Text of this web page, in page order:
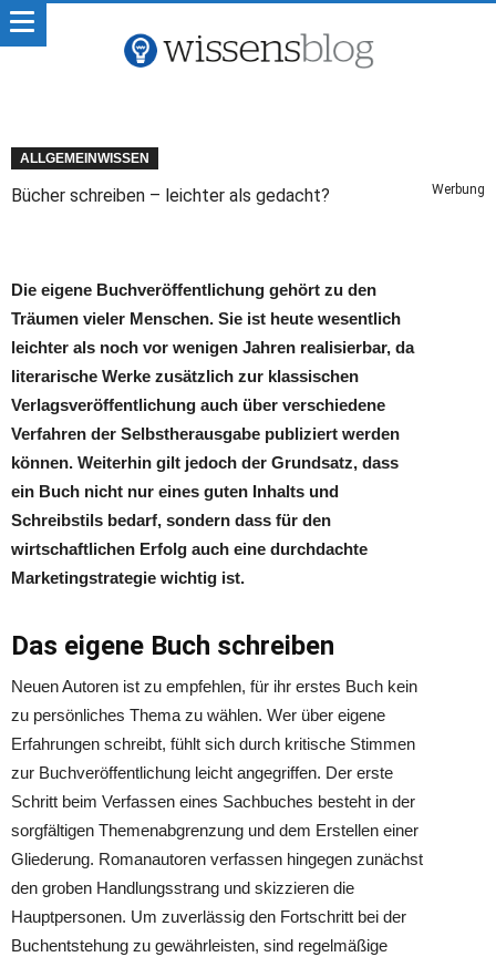
ALLGEMEINWISSEN
Bücher schreiben – leichter als gedacht? Werbung
Die eigene Buchveröffentlichung gehört zu den
Träumen vieler Menschen. Sie ist heute wesentlich
leichter als noch vor wenigen Jahren realisierbar, da
literarische Werke zusätzlich zur klassischen
Verlagsveröffentlichung auch über verschiedene
Verfahren der Selbstherausgabe publiziert werden
können. Weiterhin gilt jedoch der Grundsatz, dass
ein Buch nicht nur eines guten Inhalts und
Schreibstils bedarf, sondern dass für den
wirtschaftlichen Erfolg auch eine durchdachte
Marketingstrategie wichtig ist.
Das eigene Buch schreiben
Neuen Autoren ist zu empfehlen, für ihr erstes Buch kein
zu persönliches Thema zu wählen. Wer über eigene
Erfahrungen schreibt, fühlt sich durch kritische Stimmen
zur Buchveröffentlichung leicht angegriffen. Der erste
Schritt beim Verfassen eines Sachbuches besteht in der
sorgfältigen Themenabgrenzung und dem Erstellen einer
Gliederung. Romanautoren verfassen hingegen zunächst
den groben Handlungsstrang und skizzieren die
Hauptpersonen. Um zuverlässig den Fortschritt bei der
Buchentstehung zu gewährleisten, sind regelmäßige